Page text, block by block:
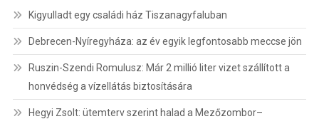
Kigyulladt egy családi ház Tiszanagyfaluban
Debrecen-Nyíregyháza: az év egyik legfontosabb meccse jön
Ruszin-Szendi Romulusz: Már 2 millió liter vizet szállított a
honvédség a vízellátás biztosítására
Hegyi Zsolt: ütemterv szerint halad a Mezőzombor–